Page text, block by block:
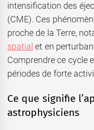
intensification des
(CME). Ces
proche de la Terre,
spatial et en
Comprendre ce cycle
périodes de forte
Ce que signifie
astrophysiciens